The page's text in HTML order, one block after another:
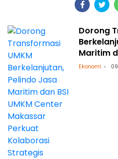
Dorong
Maritim
Ekonomi